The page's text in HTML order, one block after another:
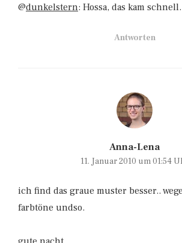
@dunkelstern: Hossa, das kam
Antworten
Anna-Lena
11. Januar 2010 um 01:54
ich find das graue muster besser..
farbtöne undso.